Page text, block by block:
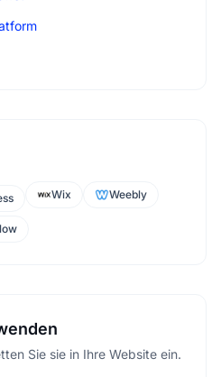
Wix Weebly
Sie sie in Ihre Website ein.